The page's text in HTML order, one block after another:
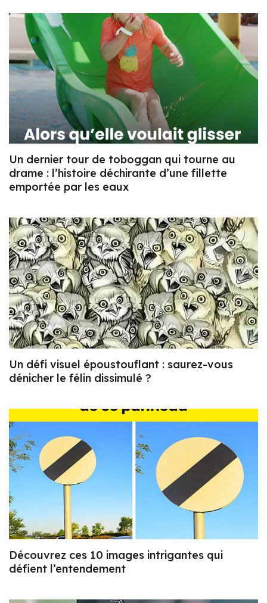
Un dernier tour de toboggan qui tourne au
drame : l’histoire déchirante d’une fillette
emportée par les eaux
Un défi visuel époustouflant : saurez-vous
dénicher le félin dissimulé ?
Découvrez ces 10 images intrigantes qui
défient l’entendement